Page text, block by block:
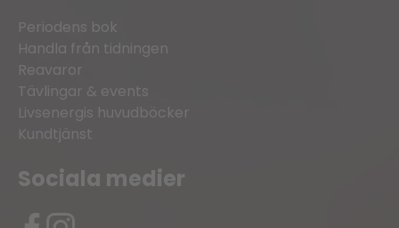
Periodens bok
Handla från tidningen
Reavaror
Tävlingar & events
Livsenergis huvudböcker
Kundtjänst
Sociala medier